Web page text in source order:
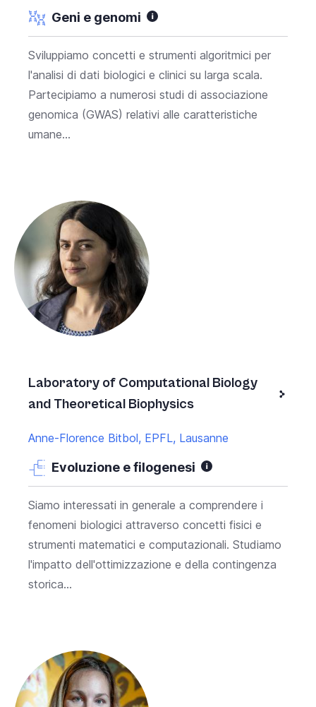
Geni e genomi
Sviluppiamo concetti e strumenti algoritmici per
l'analisi di dati biologici e clinici su larga scala.
Partecipiamo a numerosi studi di associazione
genomica (GWAS) relativi alle caratteristiche
umane...
Laboratory of Computational Biology
and Theoretical Biophysics
Anne-Florence Bitbol, EPFL, Lausanne
Evoluzione e filogenesi
Siamo interessati in generale a comprendere i
fenomeni biologici attraverso concetti fisici e
strumenti matematici e computazionali. Studiamo
l'impatto dell'ottimizzazione e della contingenza
storica...